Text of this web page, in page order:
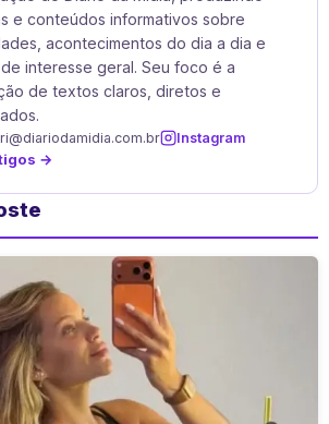
e conteúdos informativos sobre
acontecimentos do dia a dia e
interesse geral. Seu foco é a
de textos claros, diretos e
Instagram
→